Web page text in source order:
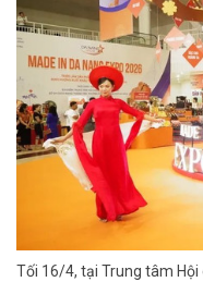
Tối 16/4, tại Trung tâm Hội